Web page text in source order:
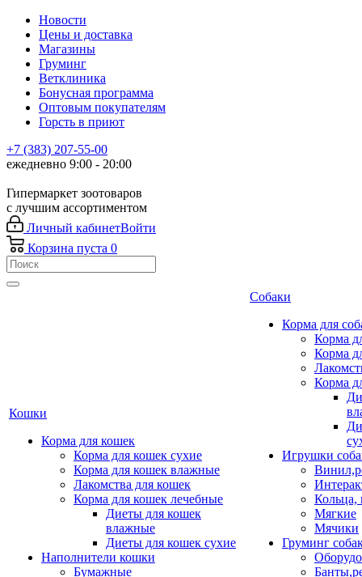
Новости
Цены и доставка
Магазины
Груминг
Ветклиника
Бонусная программа
Оптовым покупателям
Горсть в приют
+7 (383) 207-55-00
ежедневно 9:00 - 20:00
Гипермаркет зоотоваров
с лучшим ассортиментом
Личный кабинетВойти
Корзина пуста 0
Кошки
Корма для кошек
Корма для кошек сухие
Корма для кошек влажные
Лакомства для кошек
Корма для кошек лечебные
Диеты для кошек
влажные
Диеты для кошек сухие
Наполнители кошки
Бумажные
Собаки
Корма для
Корма
Корма
Корма
Игрушки
Кольца,
Мягкие
Мячики
Груминг